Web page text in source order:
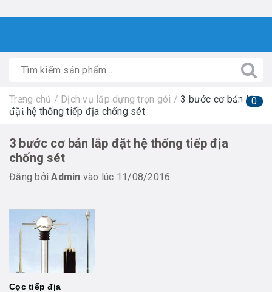
0
Trang chủ / Dịch vụ lắp dựng trọn gói / 3 bước cơ bản lắp
đặt hệ thống tiếp địa chống sét
3 bước cơ bản lắp đặt hệ thống tiếp địa
chống sét
Đăng bởiAdmin vào lúc 11/08/2016
Cọc tiếp địa